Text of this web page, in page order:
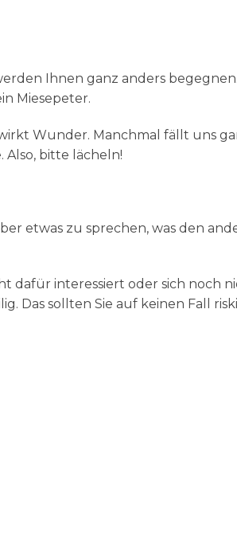
Ihnen ganz anders
Miesepeter.
Wunder. Manchmal fällt uns
Also, bitte lächeln!
etwas zu sprechen, was den
dafür interessiert oder sich noch
Das sollten Sie auf keinen Fall